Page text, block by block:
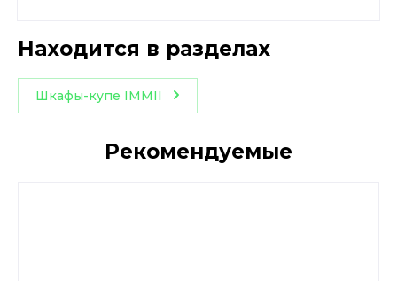
Находится в разделах
Шкафы-купе IMMII
Рекомендуемые